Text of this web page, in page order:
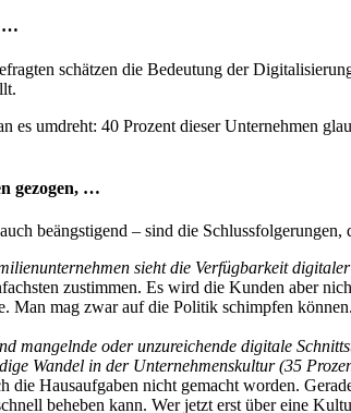
…
schätzen die Bedeutung der
es umdreht: 40 Prozent dieser Unternehmen
gezogen, …
beängstigend – sind die Schlussfolgerungen,
sieht die Verfügbarkeit
zustimmen. Es wird die Kunden aber
Man mag zwar auf die Politik schimpfen
mangelnde oder unzureichende digitale
Wandel in der Unternehmenskultur (35
die Hausaufgaben nicht gemacht worden.
beheben kann. Wer jetzt erst über eine